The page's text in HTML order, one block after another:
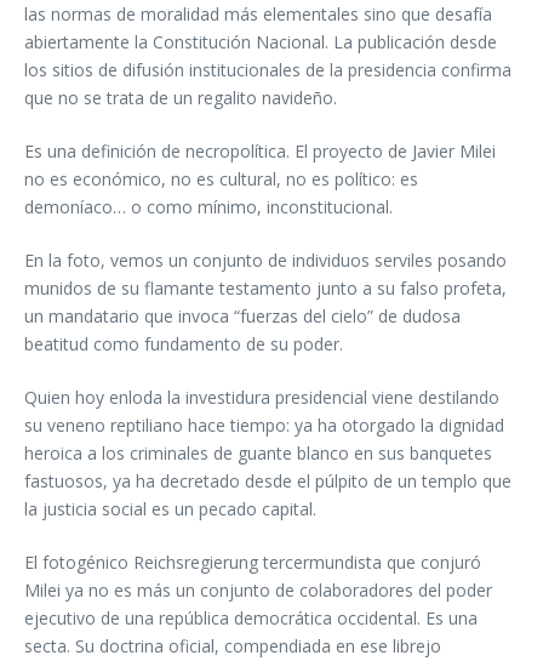
las normas de moralidad más elementales sino que desafía
abiertamente la Constitución Nacional. La publicación desde
los sitios de difusión institucionales de la presidencia confirma
que no se trata de un regalito navideño.
Es una definición de necropolítica. El proyecto de Javier Milei
no es económico, no es cultural, no es político: es
demoníaco… o como mínimo, inconstitucional.
En la foto, vemos un conjunto de individuos serviles posando
munidos de su flamante testamento junto a su falso profeta,
un mandatario que invoca “fuerzas del cielo” de dudosa
beatitud como fundamento de su poder.
Quien hoy enloda la investidura presidencial viene destilando
su veneno reptiliano hace tiempo: ya ha otorgado la dignidad
heroica a los criminales de guante blanco en sus banquetes
fastuosos, ya ha decretado desde el púlpito de un templo que
la justicia social es un pecado capital.
El fotogénico Reichsregierung tercermundista que conjuró
Milei ya no es más un conjunto de colaboradores del poder
ejecutivo de una república democrática occidental. Es una
secta. Su doctrina oficial, compendiada en ese librejo